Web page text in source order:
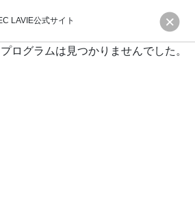
LAVIE公式サイト
ログラムは見つかりませんでした。